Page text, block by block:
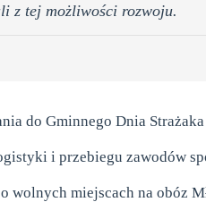
z tej możliwości rozwoju.
do Gminnego Dnia
i przebiegu zawodów
wolnych miejscach na obóz